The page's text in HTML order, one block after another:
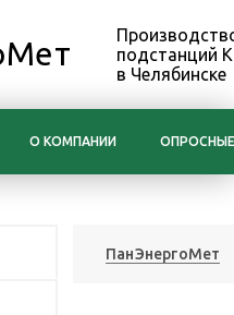
подстанций
в Челябинске
О КОМПАНИИ
ПанЭнергоМет